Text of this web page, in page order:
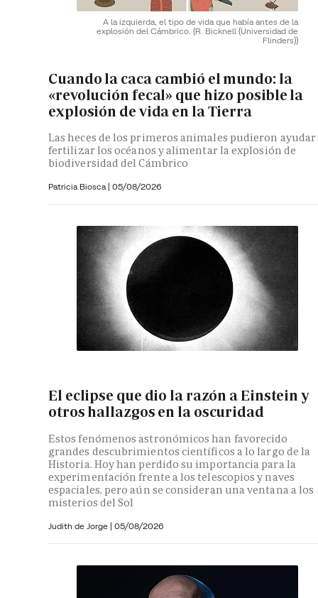
A la izquierda, el tipo de vida que había antes de la
explosión del Cámbrico. (R. Bicknell (Universidad de
Flinders))
Cuando la caca cambió el mundo: la
«revolución fecal» que hizo posible la
explosión de vida en la Tierra
Las heces de los primeros animales pudieron ayudar
fertilizar los océanos y alimentar la explosión de
biodiversidad del Cámbrico
Patricia Biosca | 05/08/2026
El eclipse que dio la razón a Einstein y
otros hallazgos en la oscuridad
Estos fenómenos astronómicos han favorecido
grandes descubrimientos científicos a lo largo de la
Historia. Hoy han perdido su importancia para la
experimentación frente a los telescopios y naves
espaciales, pero aún se consideran una ventana a los
misterios del Sol
Judith de Jorge | 05/08/2026